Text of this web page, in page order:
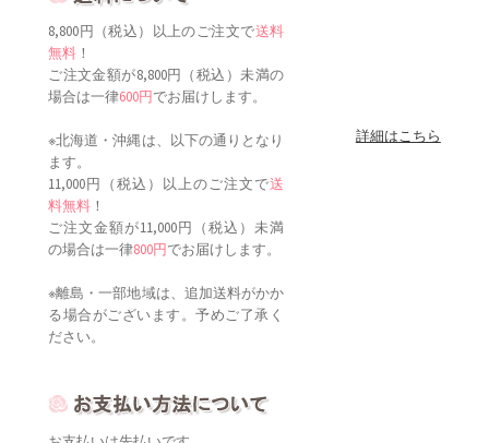
8,800円（税込）以上のご注文で送料
無料 ！
ご注文金額が8,800円（税込）未満の
場合は一律600円でお届けします。
※北海道・沖縄は、以下の通りとなり
ます。
11,000円（税込）以上のご注文で送
料無料 ！
ご注文金額が11,000円（税込）未満
の場合は一律800円でお届けします。
※離島・一部地域は、追加送料がかか
る場合がございます。予めご了承く
ださい。
詳細はこちら